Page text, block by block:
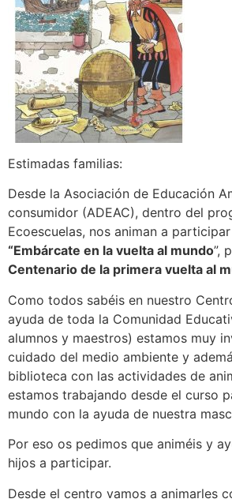
Estimadas familias:
Desde la Asociación de Educación
consumidor (ADEAC), dentro del
Ecoescuelas, nos animan a
“Embárcate en la vuelta al mundo”,
Centenario de la primera vuelta al
Como todos sabéis en nuestro
ayuda de toda la Comunidad
alumnos y maestros) estamos muy
cuidado del medio ambiente y
biblioteca con las actividades de
estamos trabajando desde el curso
mundo con la ayuda de nuestra
Por eso os pedimos que animéis y
hijos a participar.
Desde el centro vamos a animarles